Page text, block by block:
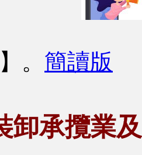
。 簡讀版
卸承攬業